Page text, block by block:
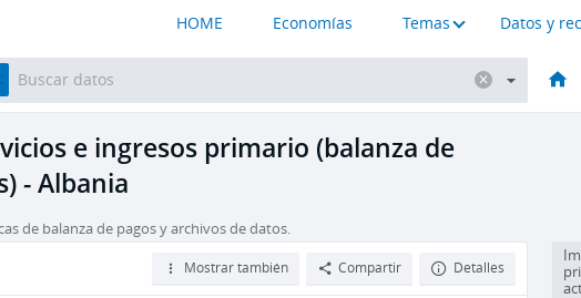
HOME Economías Temas Datos y
e ingresos primario (balanza de
- Albania
de balanza de pagos y archivos de datos.
Mostrar también Compartir Detalles